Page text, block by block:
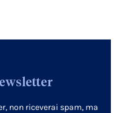
non riceverai spam, ma